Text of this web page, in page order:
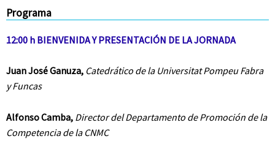
Programa
12:00 h BIENVENIDA Y PRESENTACIÓN DE LA JORNADA
Juan José Ganuza, Catedrático de la Universitat Pompeu Fabra
y Funcas
Alfonso Camba, Director del Departamento de Promoción de la
Competencia de la CNMC